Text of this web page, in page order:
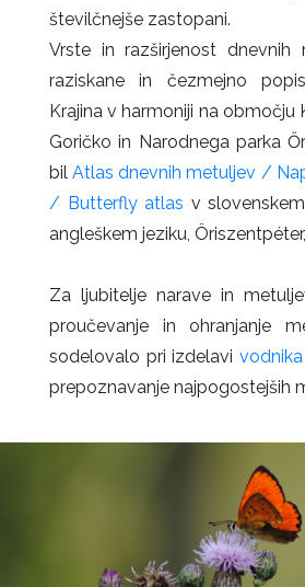
številčnejše zastopani.
Vrste in razširjenost dnevnih
raziskane in čezmejno
Krajina v harmoniji na območju
Goričko in Narodnega parka
bilAtlas dnevnih metuljev /
/ Butterfly atlas v
angleškem jeziku,
Za ljubitelje narave in
proučevanje in ohranjanje
sodelovalo pri izdelavivodnika
prepoznavanje najpogostejših